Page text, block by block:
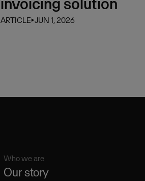
ARTICLE⏵JUN 1, 2026
Who we are
Our story